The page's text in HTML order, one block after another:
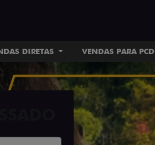
DIRETAS VENDAS PARA PCD